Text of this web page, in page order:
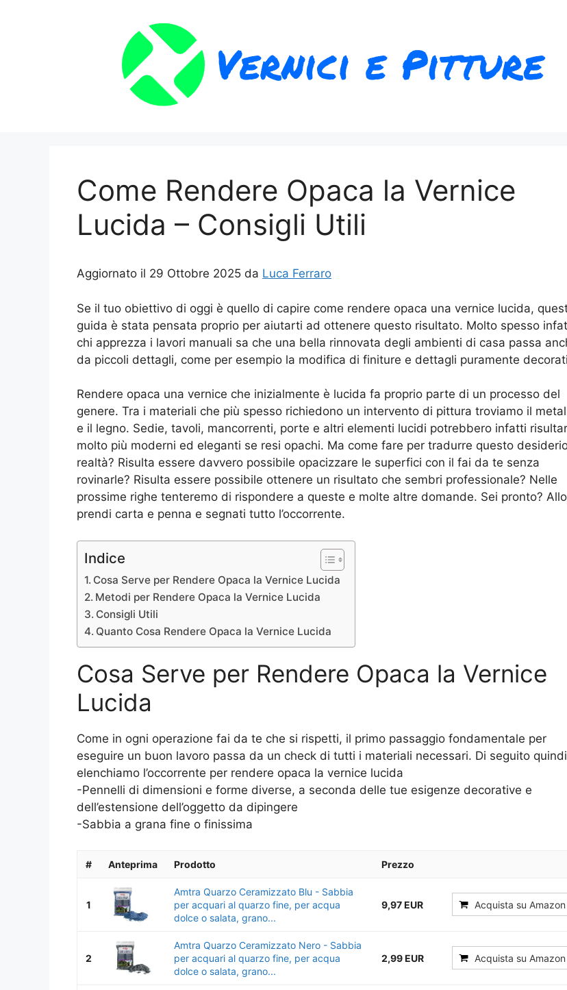
Come Rendere Opaca la Vernice
Lucida – Consigli Utili
Aggiornato il 29 Ottobre 2025 da Luca Ferraro
Se il tuo obiettivo di oggi è quello di capire come rendere opaca una vernice lucida,
guida è stata pensata proprio per aiutarti ad ottenere questo risultato. Molto spesso
chi apprezza i lavori manuali sa che una bella rinnovata degli ambienti di casa passa
da piccoli dettagli, come per esempio la modifica di finiture e dettagli puramente
Rendere opaca una vernice che inizialmente è lucida fa proprio parte di un processo del
genere. Tra i materiali che più spesso richiedono un intervento di pittura troviamo il
e il legno. Sedie, tavoli, mancorrenti, porte e altri elementi lucidi potrebbero infatti
molto più moderni ed eleganti se resi opachi. Ma come fare per tradurre questo
realtà? Risulta essere davvero possibile opacizzare le superfici con il fai da te senza
rovinarle? Risulta essere possibile ottenere un risultato che sembri professionale? Nelle
prossime righe tenteremo di rispondere a queste e molte altre domande. Sei pronto?
prendi carta e penna e segnati tutto l’occorrente.
Indice
Cosa Serve per Rendere Opaca la Vernice Lucida
Metodi per Rendere Opaca la Vernice Lucida
Consigli Utili
Quanto Cosa Rendere Opaca la Vernice Lucida
Cosa Serve per Rendere Opaca la Vernice
Lucida
Come in ogni operazione fai da te che si rispetti, il primo passaggio fondamentale per
eseguire un buon lavoro passa da un check di tutti i materiali necessari. Di seguito
elenchiamo l’occorrente per rendere opaca la vernice lucida
-Pennelli di dimensioni e forme diverse, a seconda delle tue esigenze decorative e
dell’estensione dell’oggetto da dipingere
-Sabbia a grana fine o finissima
# Anteprima Prodotto Prezzo
1
Amtra Quarzo Ceramizzato Blu - Sabbia
per acquari al quarzo fine, per acqua
dolce o salata, grano...
9,97 EUR Acquista su Amazon
2
Amtra Quarzo Ceramizzato Nero - Sabbia
per acquari al quarzo fine, per acqua
dolce o salata, grano...
2,99 EUR Acquista su Amazon